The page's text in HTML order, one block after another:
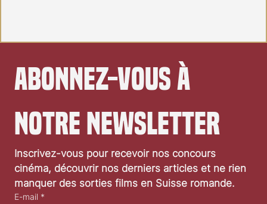
Le xénomorphe de retour à la télévision
Abonnez-vous à
notre newsletter
Inscrivez-vous pour recevoir nos concours
cinéma, découvrir nos derniers articles et ne rien
manquer des sorties films en Suisse romande.
E-mail *